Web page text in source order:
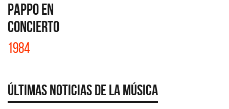
PAPPO EN
CONCIERTO
1984
Últimas Noticias de la Música